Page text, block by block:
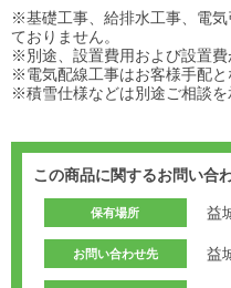
※基礎工事、給排水工事、電
ておりません。
※別途、設置費用および設置費
※電気配線工事はお客様手配と
※積雪仕様などは別途ご相談を
この商品に関するお問い合
保有場所 益
お問い合わせ先 益